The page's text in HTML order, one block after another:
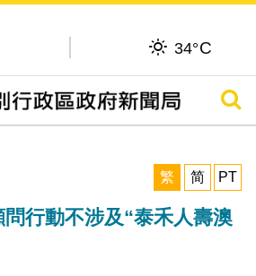
34°C
搜尋
繁
简 PT
行動不涉及“泰禾人壽澳